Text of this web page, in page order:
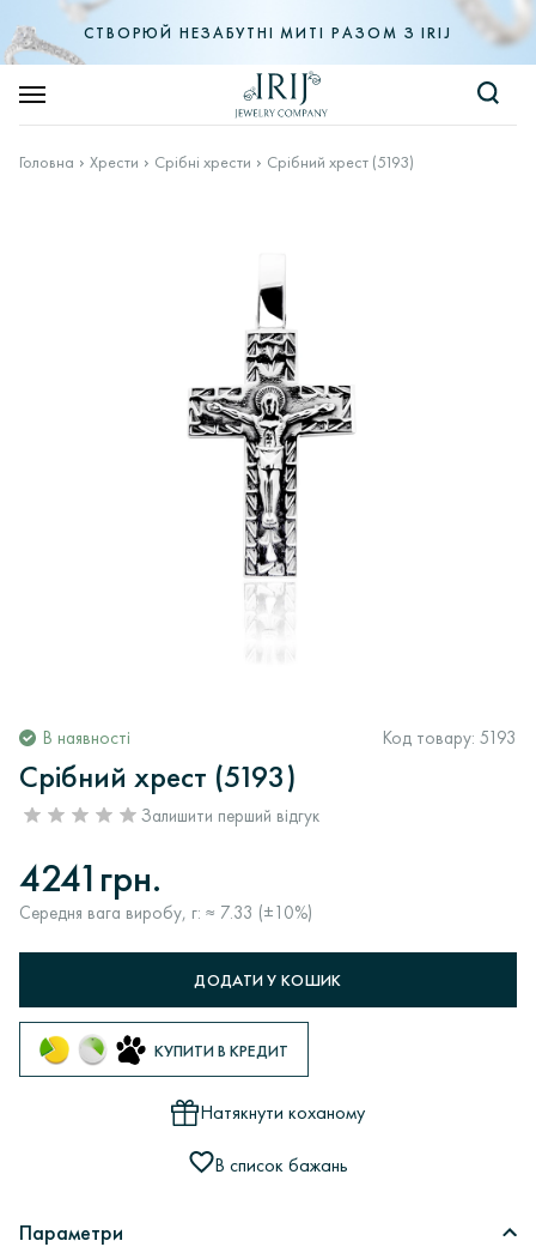
СТВОРЮЙ НЕЗАБУТНІ МИТІ РАЗОМ З IRIJ
Головна Хрести Срібні хрести Срібний хрест (5193)
В наявності Код товару: 5193
Срібний хрест (5193)
Залишити перший відгук
4241грн.
Середня вага виробу, г: ≈ 7.33 (±10%)
ДОДАТИ У КОШИК
КУПИТИ В КРЕДИТ
Натякнути коханому
В список бажань
Параметри